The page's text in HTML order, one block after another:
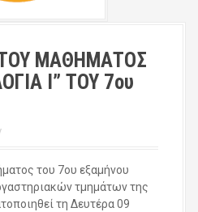
ΜΑΘΗΜΑΤΟΣ
Ι” ΤΟΥ 7ου
του 7ου εξαμήνου
τμημάτων της
τη Δευτέρα 09